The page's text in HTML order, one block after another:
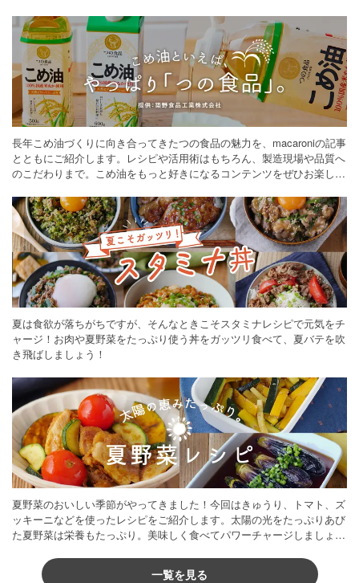
長年こめ油づくりに向き合ってきたつの食品の魅力を、macaroniの記事
とともにご紹介します。レシピや活用術はもちろん、製造現場や品質へ
のこだわりまで。こめ油をもっと好きになるコンテンツをぜひお楽しみ
夏は食欲が落ちがちですが、そんなときこそスタミナレシピで元気をチ
ャージ！お肉や夏野菜をたっぷり使う丼をガッツリ食べて、夏バテを吹
き飛ばしましょう！
夏野菜のおいしい季節がやってきました！今回はきゅうり、トマト、ズ
ッキーニなどを使ったレシピをご紹介します。太陽の光をたっぷりあび
た夏野菜は栄養もたっぷり。美味しく食べてパワーチャージしましょう
一覧を見る